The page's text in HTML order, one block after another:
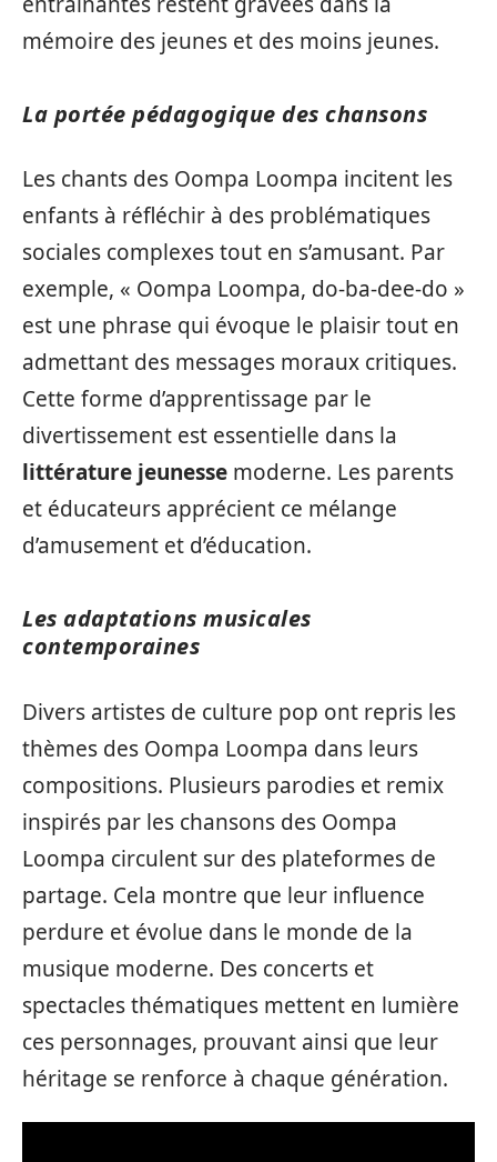
mémoire des jeunes et des moins jeunes.
La portée pédagogique des chansons
Les chants des Oompa Loompa incitent les
enfants à réfléchir à des problématiques
sociales complexes tout en s’amusant. Par
exemple, « Oompa Loompa, do-ba-dee-do »
est une phrase qui évoque le plaisir tout en
admettant des messages moraux critiques.
Cette forme d’apprentissage par le
divertissement est essentielle dans la
littérature jeunesse moderne. Les parents
et éducateurs apprécient ce mélange
d’amusement et d’éducation.
Les adaptations musicales
contemporaines
Divers artistes de culture pop ont repris les
thèmes des Oompa Loompa dans leurs
compositions. Plusieurs parodies et remix
inspirés par les chansons des Oompa
Loompa circulent sur des plateformes de
partage. Cela montre que leur influence
perdure et évolue dans le monde de la
musique moderne. Des concerts et
spectacles thématiques mettent en lumière
ces personnages, prouvant ainsi que leur
héritage se renforce à chaque génération.